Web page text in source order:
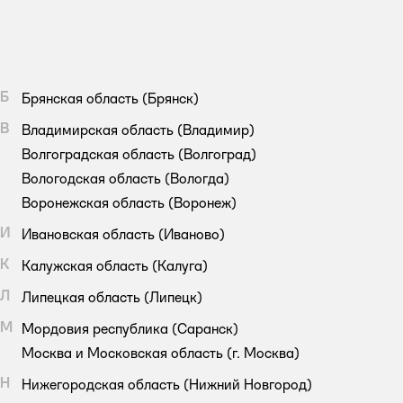
Б Брянская область (Брянск)
В
Владимирская область (Владимир)
Волгоградская область (Волгоград)
Вологодская область (Вологда)
Воронежская область (Воронеж)
И
Ивановская область (Иваново)
К
Калужская область (Калуга)
Л
Липецкая область (Липецк)
М
Мордовия республика (Саранск)
Москва и Московская область (г. Москва)
Н
Нижегородская область (Нижний Новгород)